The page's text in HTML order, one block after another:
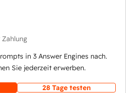
in 3 Answer Engines nach.
Sie jederzeit erwerben.
28 Tage testen